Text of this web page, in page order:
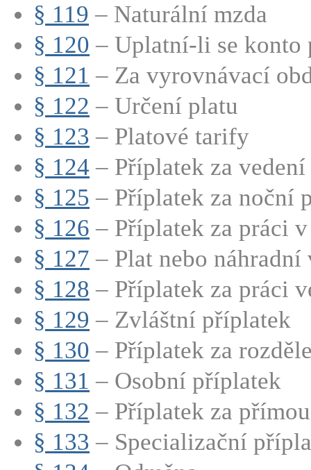
§ 119 – Naturální mzda
§ 120 – Uplatní-li se konto
§ 121 – Za vyrovnávací
§ 122 – Určení platu
§ 123 – Platové tarify
§ 124 – Příplatek za vedení
§ 125 – Příplatek za noční
§ 126 – Příplatek za práci
§ 127 – Plat nebo náhradní
§ 128 – Příplatek za práci
§ 129 – Zvláštní příplatek
§ 130 – Příplatek za
§ 131 – Osobní příplatek
§ 132 – Příplatek za
§ 133 – Specializační